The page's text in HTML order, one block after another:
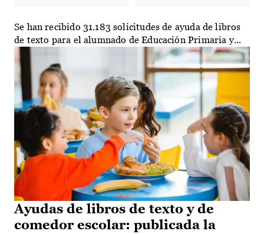
Ayudas de libros de texto y de
comedor escolar: publicada la
Se han recibido 31.183 solicitudes de ayuda de libros
de texto para el alumnado de Educación Primaria y...